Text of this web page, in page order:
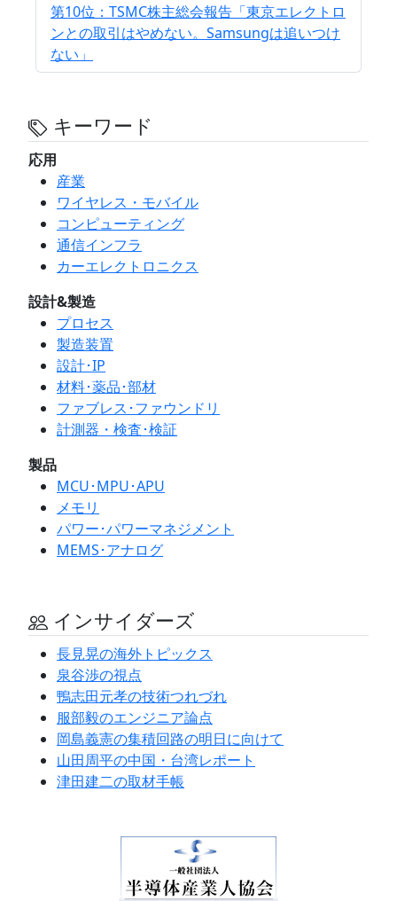
第10位：TSMC株主総会報告「東京エレクトロ
ンとの取引はやめない。Samsungは追いつけ
ない」
キーワード
応用
産業
ワイヤレス・モバイル
コンピューティング
通信インフラ
カーエレクトロニクス
設計&製造
プロセス
製造装置
設計･IP
材料･薬品･部材
ファブレス･ファウンドリ
計測器・検査･検証
製品
MCU･MPU･APU
メモリ
パワー･パワーマネジメント
MEMS･アナログ
インサイダーズ
長見晃の海外トピックス
泉谷渉の視点
鴨志田元孝の技術つれづれ
服部毅のエンジニア論点
岡島義憲の集積回路の明日に向けて
山田周平の中国・台湾レポート
津田建二の取材手帳